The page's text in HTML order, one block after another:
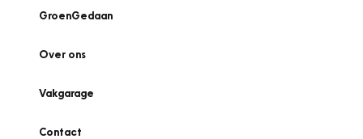
GroenGedaan
Over ons
Vakgarage
Contact